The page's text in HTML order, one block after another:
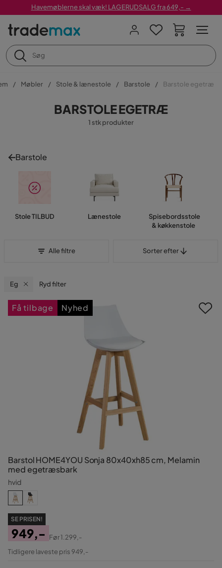
Havemøblerne skal væk! LAGERUDSALG fra 649,- →
Møbler Stole & lænestole Barstole Barstole egetræ
BARSTOLE EGETRÆ
1 stk produkter
Barstole
Stole TILBUD Lænestole
Spisebordsstole
& køkkenstole
Alle filtre Sorter efter
Eg Ryd filter
Barstol HOME4YOU Sonja 80x40xh85 cm, Melamin
med egetræsbark
hvid
SE PRISEN!
Pris
949,-
Original
Før1.299,-
Tidligere laveste pris 949,-
Få tilbage Nyhed